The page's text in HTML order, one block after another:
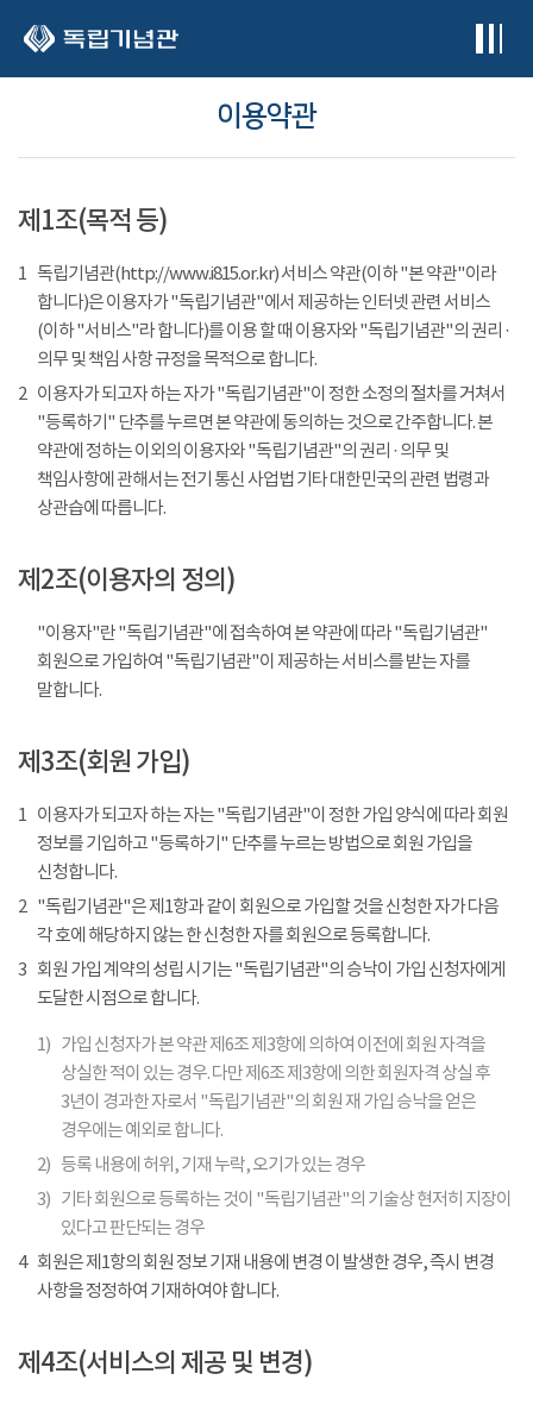
이용약관
제1조(목적 등)
1 독립기념관(http://www.i815.or.kr) 서비스 약관(이하 "본 약관"이라
합니다)은 이용자가 "독립기념관"에서 제공하는 인터넷 관련 서비스
(이하 "서비스"라 합니다)를 이용 할 때 이용자와 "독립기념관"의 권리 ·
의무 및 책임 사항 규정을 목적으로 합니다.
2 이용자가 되고자 하는 자가 "독립기념관"이 정한 소정의 절차를 거쳐서
"등록하기" 단추를 누르면 본 약관에 동의하는 것으로 간주합니다. 본
약관에 정하는 이외의 이용자와 "독립기념관"의 권리 · 의무 및
책임사항에 관해서는 전기 통신 사업법 기타 대한민국의 관련 법령과
상관습에 따릅니다.
제2조(이용자의 정의)
"이용자"란 "독립기념관"에 접속하여 본 약관에 따라 "독립기념관"
회원으로 가입하여 "독립기념관"이 제공하는 서비스를 받는 자를
말합니다.
제3조(회원 가입)
1 이용자가 되고자 하는 자는 "독립기념관"이 정한 가입 양식에 따라 회원
정보를 기입하고 "등록하기" 단추를 누르는 방법으로 회원 가입을
신청합니다.
2 "독립기념관"은 제1항과 같이 회원으로 가입할 것을 신청한 자가 다음
각 호에 해당하지 않는 한 신청한 자를 회원으로 등록합니다.
3 회원 가입 계약의 성립 시기는 "독립기념관"의 승낙이 가입 신청자에게
도달한 시점으로 합니다.
1) 가입 신청자가 본 약관 제6조 제3항에 의하여 이전에 회원 자격을
상실한 적이 있는 경우. 다만 제6조 제3항에 의한 회원자격 상실 후
3년이 경과한 자로서 "독립기념관"의 회원 재 가입 승낙을 얻은
경우에는 예외로 합니다.
2) 등록 내용에 허위, 기재 누락, 오기가 있는 경우
3) 기타 회원으로 등록하는 것이 "독립기념관"의 기술상 현저히 지장이
있다고 판단되는 경우
4
회원은 제1항의 회원 정보 기재 내용에 변경 이 발생한 경우, 즉시 변경
사항을 정정하여 기재하여야 합니다.
제4조(서비스의 제공 및 변경)